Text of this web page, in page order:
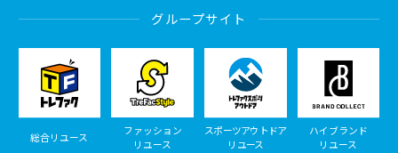
グループサイト
総合リユース
ファッション
リユース
スポーツアウトドア
リユース
ハイブランド
リユース